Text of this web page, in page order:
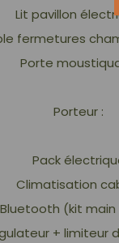
Lit pavillon
fermetures
Porte
Porteur :
Pack
Climatisation
Bluetooth (kit
+ limiteur